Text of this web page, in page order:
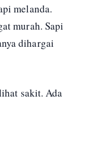
melanda.
murah. Sapi
dihargai
sakit. Ada